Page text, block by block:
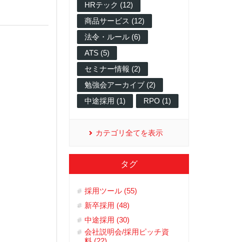
HRテック (12)
商品サービス (12)
法令・ルール (6)
ATS (5)
セミナー情報 (2)
勉強会アーカイブ (2)
中途採用 (1)
RPO (1)
カテゴリ全てを表示
タグ
採用ツール (55)
新卒採用 (48)
中途採用 (30)
会社説明会/採用ピッチ資